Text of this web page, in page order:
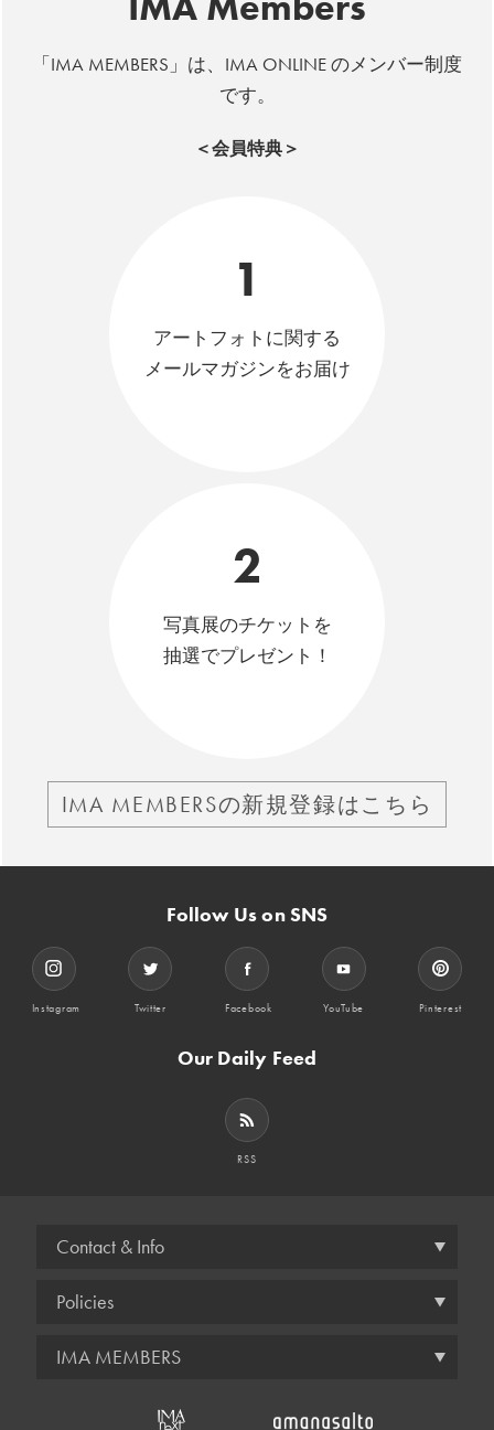
「IMA MEMBERS」は、IMA ONLINE のメンバー制度
です。
＜会員特典＞
1
アートフォトに関する
メールマガジンをお届け
2
写真展のチケットを
抽選でプレゼント！
IMA MEMBERSの新規登録はこちら
Follow Us on SNS
Instagram Twitter Facebook YouTube Pinterest
Our Daily Feed
RSS
Contact & Info
Policies
IMA MEMBERS